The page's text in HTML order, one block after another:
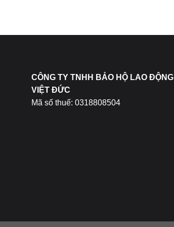
CÔNG TY TNHH BẢO HỘ LAO ĐỘNG
VIỆT ĐỨC
Mã số thuế: 0318808504